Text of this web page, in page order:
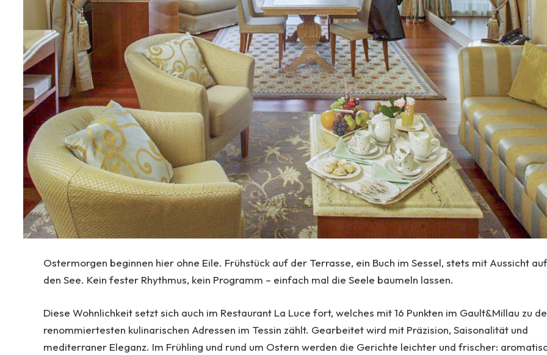
Ostermorgen beginnen hier ohne Eile. Frühstück auf der Terrasse, ein Buch im Sessel, stets mit Aussicht
den See. Kein fester Rhythmus, kein Programm – einfach mal die Seele baumeln lassen.
Diese Wohnlichkeit setzt sich auch im Restaurant La Luce fort, welches mit 16 Punkten im Gault&Millau zu
renommiertesten kulinarischen Adressen im Tessin zählt. Gearbeitet wird mit Präzision, Saisonalität und
mediterraner Eleganz. Im Frühling und rund um Ostern werden die Gerichte leichter und frischer: